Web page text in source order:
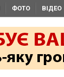
ФОТО ВІДЕО